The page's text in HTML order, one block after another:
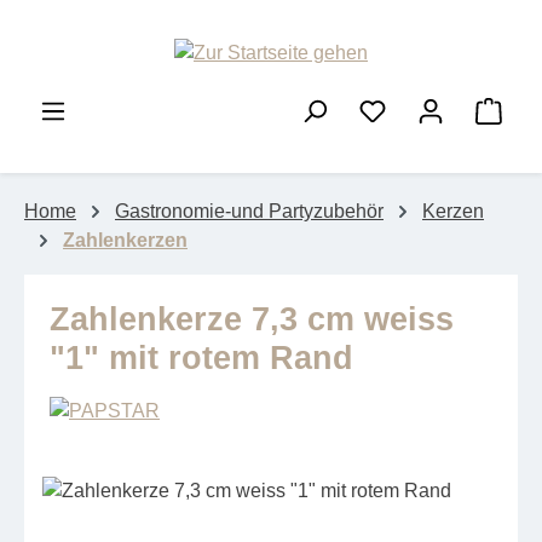
Home Gastronomie-und Partyzubehör
Kerzen
Zahlenkerzen
Zahlenkerze 7,3 cm weiss
"1" mit rotem Rand
Bildergalerie überspringen